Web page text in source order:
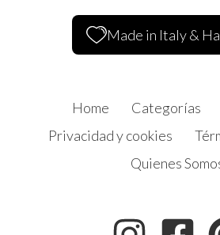
Made in Italy &
Home Categorías
Privacidad y cookies
Quienes